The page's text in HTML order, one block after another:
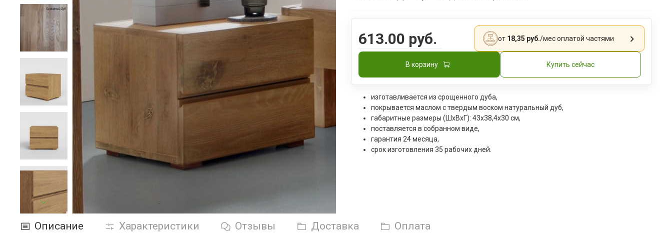
613.00 руб. от 18,35 руб./месоплатой частями
В корзину Купить сейчас
изготавливается из срощенного дуба,
покрывается маслом с твердым воском натуральный дуб,
габаритные размеры (ШxВxГ): 43х38,4х30 см,
поставляется в собранном виде,
гарантия 24 месяца,
срок изготовления 35 рабочих дней.
Описание Характеристики Отзывы Доставка Оплата